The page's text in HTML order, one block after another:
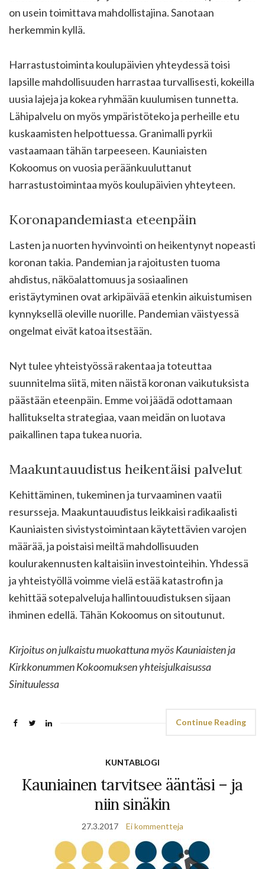
on usein toimittava mahdollistajina. Sanotaan
herkemmin kyllä.
Harrastustoiminta koulupäivien yhteydessä toisi
lapsille mahdollisuuden harrastaa turvallisesti, kokeilla
uusia lajeja ja kokea ryhmään kuulumisen tunnetta.
Lähipalvelu on myös ympäristöteko ja perheille etu
kuskaamisten helpottuessa. Granimalli pyrkii
vastaamaan tähän tarpeeseen. Kauniaisten
Kokoomus on vuosia peräänkuuluttanut
harrastustoimintaa myös koulupäivien yhteyteen.
Koronapandemiasta eteenpäin
Lasten ja nuorten hyvinvointi on heikentynyt nopeasti
koronan takia. Pandemian ja rajoitusten tuoma
ahdistus, näköalattomuus ja sosiaalinen
eristäytyminen ovat arkipäivää etenkin aikuistumisen
kynnyksellä oleville nuorille. Pandemian väistyessä
ongelmat eivät katoa itsestään.
Nyt tulee yhteistyössä rakentaa ja toteuttaa
suunnitelma siitä, miten näistä koronan vaikutuksista
päästään eteenpäin. Emme voi jäädä odottamaan
hallitukselta strategiaa, vaan meidän on luotava
paikallinen tapa tukea nuoria.
Maakuntauudistus heikentäisi palvelut
Kehittäminen, tukeminen ja turvaaminen vaatii
resursseja. Maakuntauudistus leikkaisi radikaalisti
Kauniaisten sivistystoimintaan käytettävien varojen
määrää, ja poistaisi meiltä mahdollisuuden
koulurakennusten kaltaisiin investointeihin. Yhdessä
ja yhteistyöllä voimme vielä estää katastrofin ja
kehittää sotepalveluja hallintouudistuksen sijaan
ihminen edellä. Tähän Kokoomus on sitoutunut.
Kirjoitus on julkaistu muokattuna myös Kauniaisten ja
Kirkkonummen Kokoomuksen yhteisjulkaisussa
Sinituulessa
Continue Reading
KUNTABLOGI
Kauniainen tarvitsee ääntäsi – ja
niin sinäkin
27.3.2017 Ei kommentteja